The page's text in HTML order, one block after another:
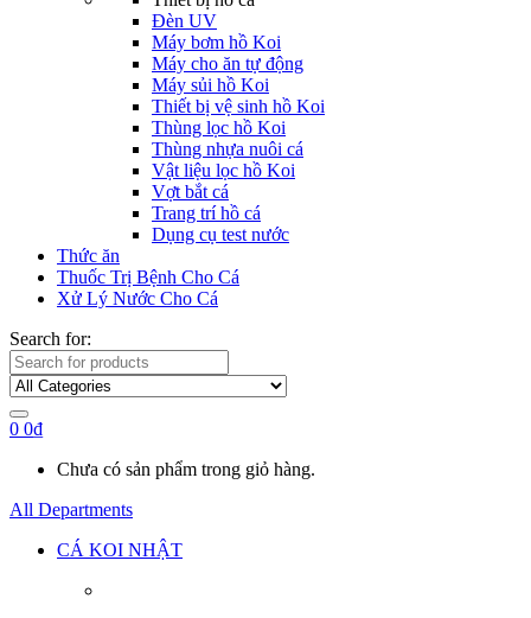
Đèn UV
Máy bơm hồ Koi
Máy cho ăn tự động
Máy sủi hồ Koi
Thiết bị vệ sinh hồ Koi
Thùng lọc hồ Koi
Thùng nhựa nuôi cá
Vật liệu lọc hồ Koi
Vợt bắt cá
Trang trí hồ cá
Dụng cụ test nước
Thức ăn
Thuốc Trị Bệnh Cho Cá
Xử Lý Nước Cho Cá
Search for:
0 0₫
Chưa có sản phẩm trong giỏ hàng.
All Departments
CÁ KOI NHẬT